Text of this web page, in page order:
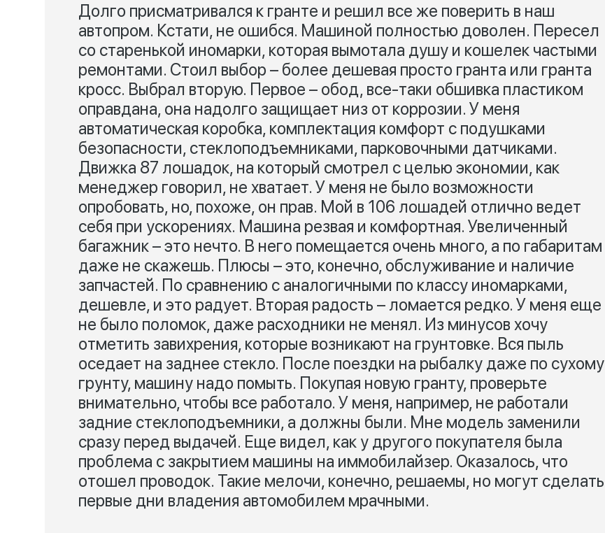
Долго присматривался к гранте и решил все же поверить в наш
автопром. Кстати, не ошибся. Машиной полностью доволен. Пересел
со старенькой иномарки, которая вымотала душу и кошелек частыми
ремонтами. Стоил выбор – более дешевая просто гранта или гранта
кросс. Выбрал вторую. Первое – обод, все-таки обшивка пластиком
оправдана, она надолго защищает низ от коррозии. У меня
автоматическая коробка, комплектация комфорт с подушками
безопасности, стеклоподъемниками, парковочными датчиками.
Движка 87 лошадок, на который смотрел с целью экономии, как
менеджер говорил, не хватает. У меня не было возможности
опробовать, но, похоже, он прав. Мой в 106 лошадей отлично ведет
себя при ускорениях. Машина резвая и комфортная. Увеличенный
багажник – это нечто. В него помещается очень много, а по габаритам
даже не скажешь. Плюсы – это, конечно, обслуживание и наличие
запчастей. По сравнению с аналогичными по классу иномарками,
дешевле, и это радует. Вторая радость – ломается редко. У меня еще
не было поломок, даже расходники не менял. Из минусов хочу
отметить завихрения, которые возникают на грунтовке. Вся пыль
оседает на заднее стекло. После поездки на рыбалку даже по сухому
грунту, машину надо помыть. Покупая новую гранту, проверьте
внимательно, чтобы все работало. У меня, например, не работали
задние стеклоподъемники, а должны были. Мне модель заменили
сразу перед выдачей. Еще видел, как у другого покупателя была
проблема с закрытием машины на иммобилайзер. Оказалось, что
отошел проводок. Такие мелочи, конечно, решаемы, но могут сделать
первые дни владения автомобилем мрачными.